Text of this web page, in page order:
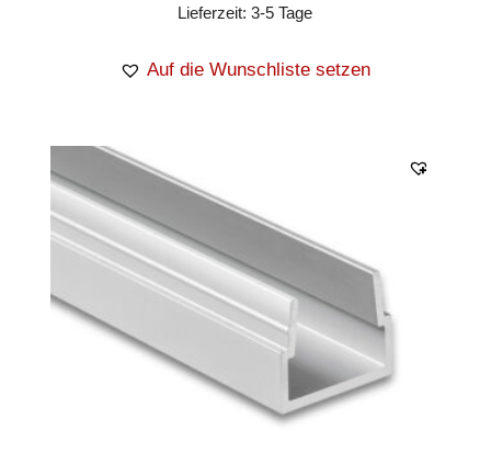
Lieferzeit:3-5 Tage
Auf die Wunschliste setzen